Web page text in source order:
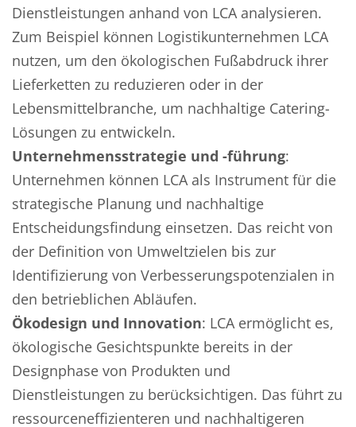
Dienstleistungen anhand von LCA analysieren.
Zum Beispiel können Logistikunternehmen LCA
nutzen, um den ökologischen Fußabdruck ihrer
Lieferketten zu reduzieren oder in der
Lebensmittelbranche, um nachhaltige Catering-
Lösungen zu entwickeln.
Unternehmensstrategie und -führung:
Unternehmen können LCA als Instrument für die
strategische Planung und nachhaltige
Entscheidungsfindung einsetzen. Das reicht von
der Definition von Umweltzielen bis zur
Identifizierung von Verbesserungspotenzialen in
den betrieblichen Abläufen.
Ökodesign und Innovation: LCA ermöglicht es,
ökologische Gesichtspunkte bereits in der
Designphase von Produkten und
Dienstleistungen zu berücksichtigen. Das führt zu
ressourceneffizienteren und nachhaltigeren